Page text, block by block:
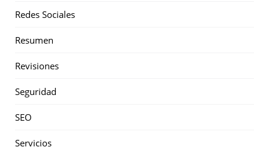
Redes Sociales
Resumen
Revisiones
Seguridad
SEO
Servicios